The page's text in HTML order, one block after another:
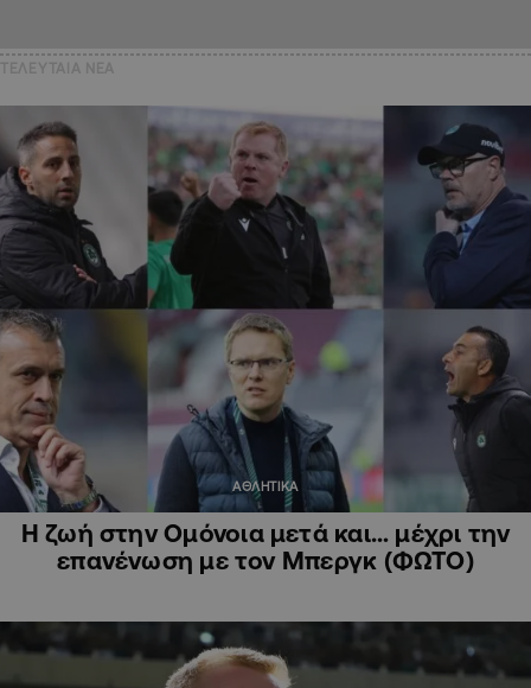
ΑΘΛΗΤΙΚΑ
Η ζωή στην Ομόνοια μετά και… μέχρι την
επανένωση με τον Μπεργκ (ΦΩΤΟ)